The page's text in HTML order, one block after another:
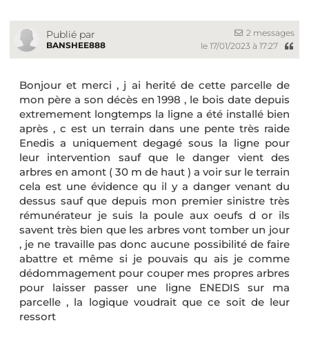
Publié par
BANSHEE888
2 messages
le 17/01/2023 à 17:27
Bonjour et merci , j ai herité de cette parcelle de
mon père a son décès en 1998 , le bois date depuis
extremement longtemps la ligne a été installé bien
après , c est un terrain dans une pente très raide
Enedis a uniquement degagé sous la ligne pour
leur intervention sauf que le danger vient des
arbres en amont ( 30 m de haut ) a voir sur le terrain
cela est une évidence qu il y a danger venant du
dessus sauf que depuis mon premier sinistre très
rémunérateur je suis la poule aux oeufs d or ils
savent très bien que les arbres vont tomber un jour
, je ne travaille pas donc aucune possibilité de faire
abattre et même si je pouvais qu ais je comme
dédommagement pour couper mes propres arbres
pour laisser passer une ligne ENEDIS sur ma
parcelle , la logique voudrait que ce soit de leur
ressort